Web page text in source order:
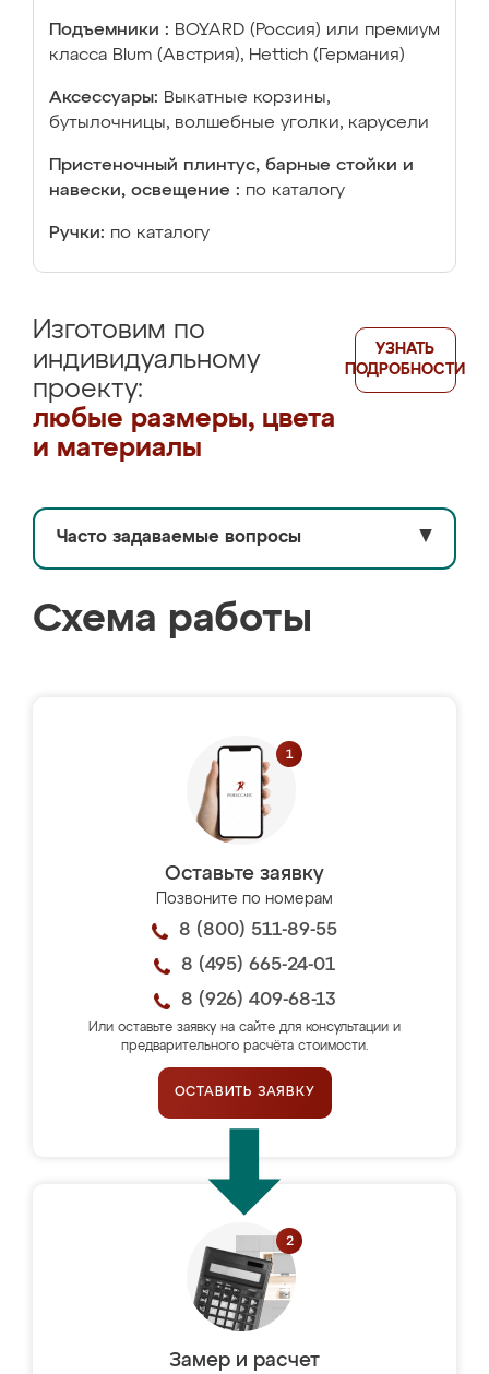
Подъемники : BOYARD (Россия) или премиум
класса Blum (Австрия), Hettich (Германия)
Аксессуары: Выкатные корзины,
бутылочницы, волшебные уголки, карусели
Пристеночный плинтус, барные стойки и
навески, освещение : по каталогу
Ручки: по каталогу
Изготовим по
индивидуальному
проекту:
любые размеры, цвета
и материалы
УЗНАТЬ
ПОДРОБНОСТИ
Часто задаваемые вопросы ▼
Схема работы
Оставьте заявку
Позвоните по номерам
8 (800) 511-89-55
8 (495) 665-24-01
8 (926) 409-68-13
Или оставьте заявку на сайте для консультации и
предварительного расчёта стоимости.
ОСТАВИТЬ ЗАЯВКУ
Замер и расчет